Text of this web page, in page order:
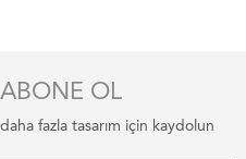
ABONE OL
fazla tasarım için kaydolun